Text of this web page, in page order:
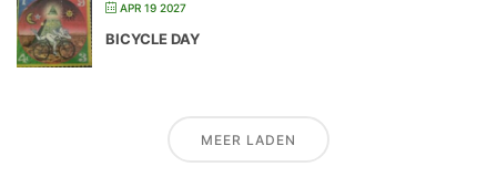
APR 19 2027
BICYCLE DAY
MEER LADEN